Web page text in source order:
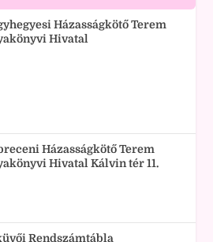
Házasságkötő Terem
Hivatal
Házasságkötő Terem
Hivatal Kálvin tér 11.
Rendszámtábla